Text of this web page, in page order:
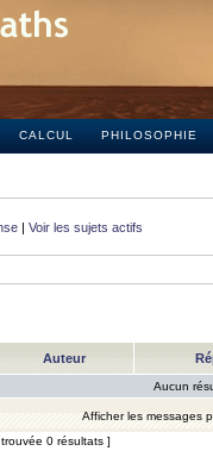
CALCUL PHILOSOPHIE
| Voir les sujets actifs
Auteur
Aucun
Afficher les messages
0 résultats ]